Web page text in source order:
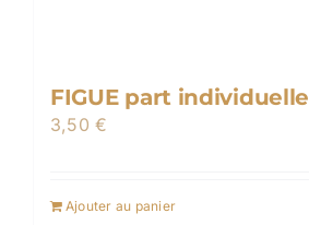
FIGUE part individuelle
3,50€
Ajouter au panier